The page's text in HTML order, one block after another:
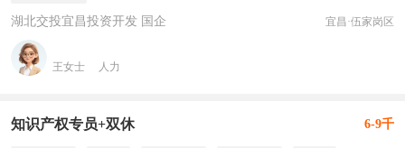
湖北交投宜昌投资开发 国企 宜昌·伍家岗区
王女士 人力
知识产权专员+双休 6-9千